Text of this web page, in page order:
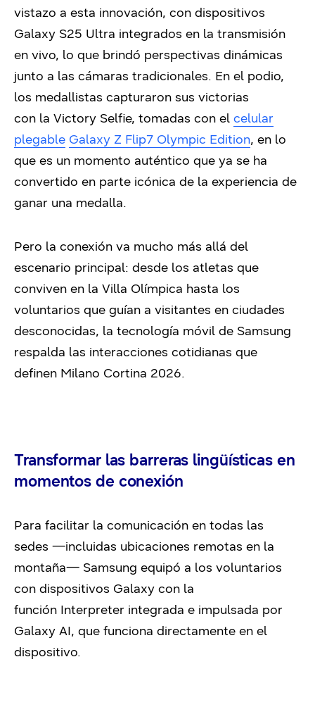
vistazo a esta innovación, con dispositivos
Galaxy S25 Ultra integrados en la transmisión
en vivo, lo que brindó perspectivas dinámicas
junto a las cámaras tradicionales. En el podio,
los medallistas capturaron sus victorias
con la Victory Selfie, tomadas con el celular
plegable Galaxy Z Flip7 Olympic Edition, en lo
que es un momento auténtico que ya se ha
convertido en parte icónica de la experiencia de
ganar una medalla.
Pero la conexión va mucho más allá del
escenario principal: desde los atletas que
conviven en la Villa Olímpica hasta los
voluntarios que guían a visitantes en ciudades
desconocidas, la tecnología móvil de Samsung
respalda las interacciones cotidianas que
definen Milano Cortina 2026.
Transformar las barreras lingüísticas en
momentos de conexión
Para facilitar la comunicación en todas las
sedes —incluidas ubicaciones remotas en la
montaña— Samsung equipó a los voluntarios
con dispositivos Galaxy con la
función Interpreter integrada e impulsada por
Galaxy AI, que funciona directamente en el
dispositivo.